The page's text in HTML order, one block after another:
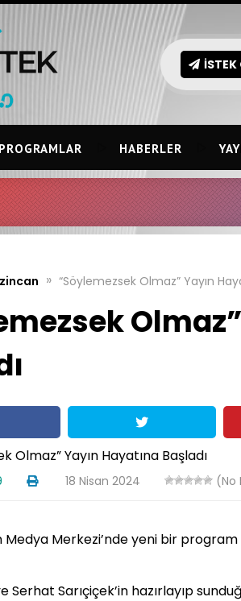
İSTEK
PROGRAMLAR HABERLER
» “Söylemezsek Olmaz” Yayın
18 Nisan 2024 (No
Medya Merkezi’nde yeni bir program
Serhat Sarıçiçek’in hazırlayıp